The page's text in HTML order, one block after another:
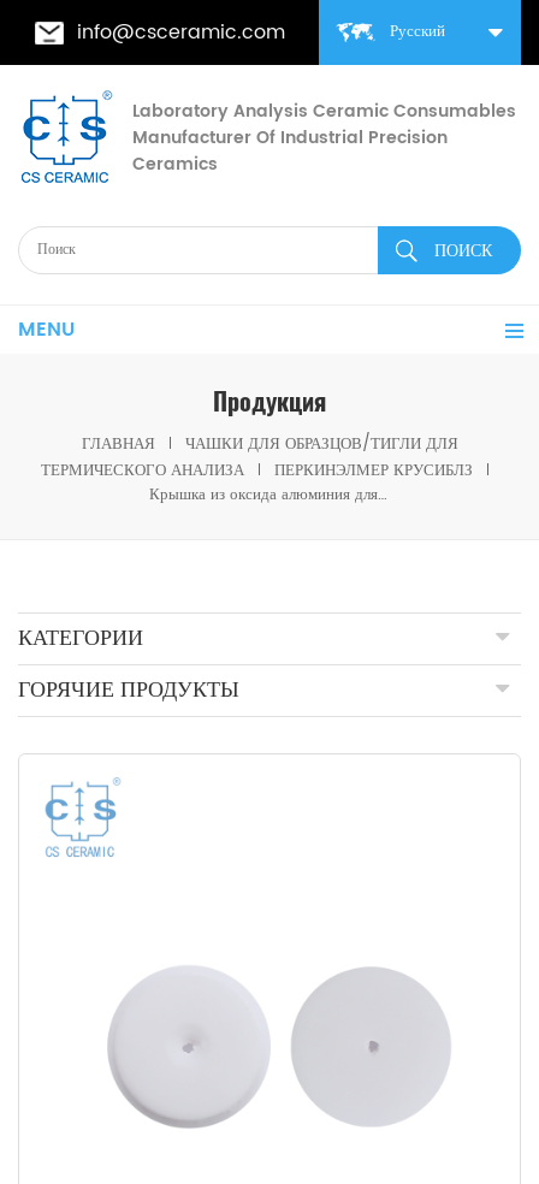
Русский
info@csceramic.com
Laboratory Analysis Ceramic Consumables
Manufacturer Of Industrial Precision
Ceramics
MENU
Продукция
ГЛАВНАЯ
ЧАШКИ ДЛЯ ОБРАЗЦОВ/ТИГЛИ ДЛЯ
ТЕРМИЧЕСКОГО АНАЛИЗА
ПЕРКИНЭЛМЕР КРУСИБЛЗ
Крышка из оксида алюминия для полиэтилена N5200040 N5200045 PerkinElmer STA 6000/TGA 4000 (расходные материалы для термического анализа)
КАТЕГОРИИ
ГОРЯЧИЕ ПРОДУКТЫ